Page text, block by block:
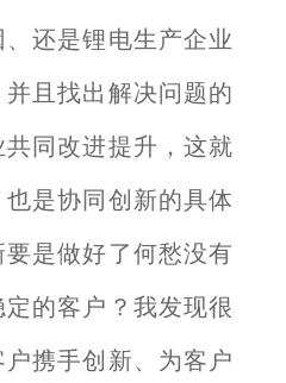
还是锂电生产企业
且找出解决问题的
同改进提升，这就
是协同创新的具体
是做好了何愁没有
的客户？我发现很
携手创新、为客户